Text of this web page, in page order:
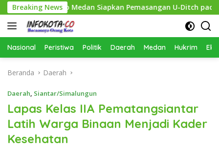
Langsung
ke
konten
Breaking News
Pemko Medan Siapkan Pemasangan U-Ditch pada 2027
Nasional Peristiwa Politik Daerah Medan Hukrim
Beranda Daerah
Daerah, Siantar/Simalungun
Lapas Kelas IIA Pematangsiantar
Latih Warga Binaan Menjadi Kader
Kesehatan